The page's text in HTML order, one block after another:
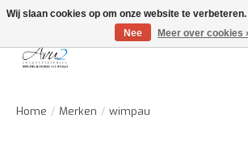
Home / Merken / wimpau
Wij slaan cookies op om onze website te
Nee
Meer over cookies